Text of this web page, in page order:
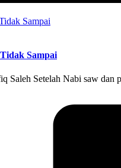
Sampai
Saleh Setelah Nabi saw dan